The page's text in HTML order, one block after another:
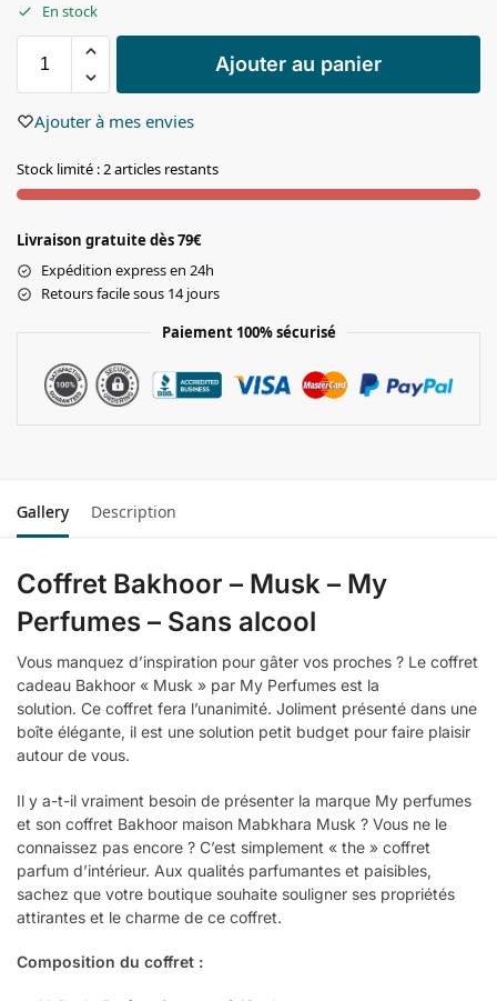
En stock
Ajouter au panier
Ajouter à mes envies
Stock limité : 2 articles restants
Livraison gratuite dès 79€
Expédition express en 24h
Retours facile sous 14 jours
Paiement 100% sécurisé
Gallery Description
Coffret Bakhoor – Musk – My
Perfumes – Sans alcool
Vous manquez d’inspiration pour gâter vos proches ? Le coffret
cadeau Bakhoor « Musk » par My Perfumes est la
solution. Ce coffret fera l’unanimité. Joliment présenté dans une
boîte élégante, il est une solution petit budget pour faire plaisir
autour de vous.
Il y a-t-il vraiment besoin de présenter la marque My perfumes
et son coffret Bakhoor maison Mabkhara Musk ? Vous ne le
connaissez pas encore ? C’est simplement « the » coffret
parfum d’intérieur. Aux qualités parfumantes et paisibles,
sachez que votre boutique souhaite souligner ses propriétés
attirantes et le charme de ce coffret.
Composition du coffret :